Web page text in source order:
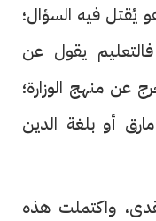
يُقتل فيه السؤال؛
يقول عن
عن منهج الوزارة؛
أو بلغة الدين
واكتملت هذه